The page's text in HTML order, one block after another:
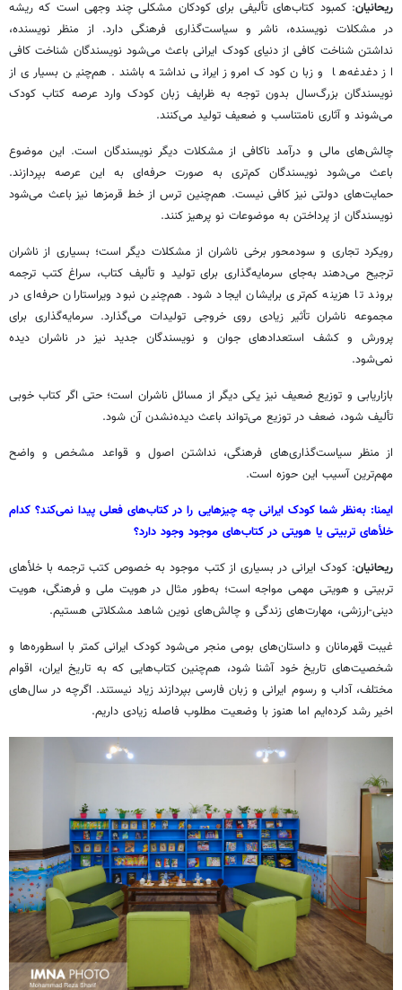
ریحانیان: کمبود کتاب‌های تألیفی برای کودکان مشکلی چند وجهی است که ریشه
در مشکلات نویسنده، ناشر و سیاست‌گذاری فرهنگی دارد. از منظر نویسنده،
نداشتن شناخت کافی از دنیای کودک ایرانی باعث می‌شود نویسندگان شناخت کافی
از دغدغه‌ها و زبان کودک امروز ایرانی نداشته باشند. هم‌چنین بسیاری از
نویسندگان بزرگ‌سال بدون توجه به ظرایف زبان کودک وارد عرصه کتاب کودک
می‌شوند و آثاری نامتناسب و ضعیف تولید می‌کنند.
چالش‌های مالی و درآمد ناکافی از مشکلات دیگر نویسندگان است. این موضوع
باعث می‌شود نویسندگان کم‌تری به صورت حرفه‌ای به این عرصه بپردازند.
حمایت‌های دولتی نیز کافی نیست. هم‌چنین ترس از خط قرمزها نیز باعث می‌شود
نویسندگان از پرداختن به موضوعات نو پرهیز کنند.
رویکرد تجاری و سودمحور برخی ناشران از مشکلات دیگر است؛ بسیاری از ناشران
ترجیح می‌دهند به‌جای سرمایه‌گذاری برای تولید و تألیف کتاب، سراغ کتب ترجمه
بروند تا هزینه کم‌تری برایشان ایجاد شود. هم‌چنین نبود ویراستاران حرفه‌ای در
مجموعه ناشران تأثیر زیادی روی خروجی تولیدات می‌گذارد. سرمایه‌گذاری برای
پرورش و کشف استعدادهای جوان و نویسندگان جدید نیز در ناشران دیده
نمی‌شود.
بازاریابی و توزیع ضعیف نیز یکی دیگر از مسائل ناشران است؛ حتی اگر کتاب خوبی
تألیف شود، ضعف در توزیع می‌تواند باعث دیده‌نشدن آن شود.
از منظر سیاست‌گذاری‌های فرهنگی، نداشتن اصول و قواعد مشخص و واضح
مهم‌ترین آسیب این حوزه است.
ایمنا: به‌نظر شما کودک ایرانی چه چیزهایی را در کتاب‌های فعلی پیدا نمی‌کند؟ کدام
خلأهای تربیتی یا هویتی در کتاب‌های موجود وجود دارد؟
ریحانیان: کودک ایرانی در بسیاری از کتب موجود به خصوص کتب ترجمه با خلأهای
تربیتی و هویتی مهمی مواجه است؛ به‌طور مثال در هویت ملی و فرهنگی، هویت
دینی-ارزشی، مهارت‌های زندگی و چالش‌های نوین شاهد مشکلاتی هستیم.
غیبت قهرمانان و داستان‌های بومی منجر می‌شود کودک ایرانی کمتر با اسطوره‌ها و
شخصیت‌های تاریخ خود آشنا شود، هم‌چنین کتاب‌هایی که به تاریخ ایران، اقوام
مختلف، آداب و رسوم ایرانی و زبان فارسی بپردازند زیاد نیستند. اگرچه در سال‌های
اخیر رشد کرده‌ایم اما هنوز با وضعیت مطلوب فاصله زیادی داریم.